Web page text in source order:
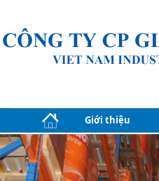
Giới thiệu